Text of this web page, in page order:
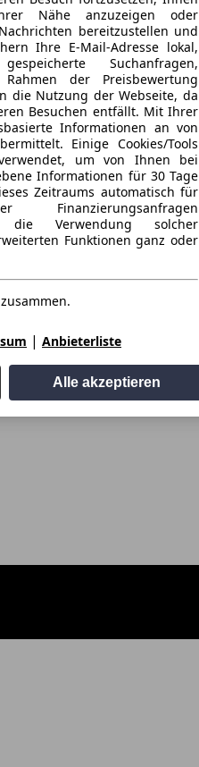
Nähe anzuzeigen oder
bereitzustellen und
Ihre E-Mail-Adresse lokal,
Suchanfragen,
der Preisbewertung
die Nutzung der Webseite, da
Besuchen entfällt. Mit Ihrer
Informationen an von
Einige Cookies/Tools
um von Ihnen bei
Informationen für 30 Tage
Zeitraums automatisch für
die Verwendung solcher
Funktionen ganz oder
| Anbieterliste
Alle akzeptieren